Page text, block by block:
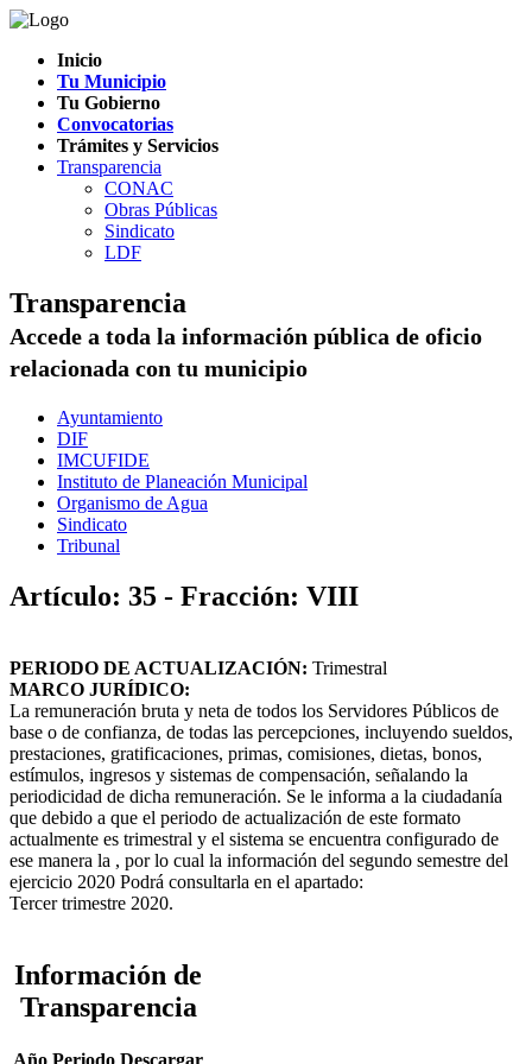
Inicio
Tu Municipio
Tu Gobierno
Convocatorias
Trámites y Servicios
Transparencia
CONAC
Obras Públicas
Sindicato
LDF
Transparencia
Accede a toda la información pública de oficio
relacionada con tu municipio
Ayuntamiento
DIF
IMCUFIDE
Instituto de Planeación Municipal
Organismo de Agua
Sindicato
Tribunal
Artículo: 35 - Fracción: VIII
PERIODO DE ACTUALIZACIÓN: Trimestral
MARCO JURÍDICO:
La remuneración bruta y neta de todos los Servidores Públicos de
base o de confianza, de todas las percepciones, incluyendo sueldos,
prestaciones, gratificaciones, primas, comisiones, dietas, bonos,
estímulos, ingresos y sistemas de compensación, señalando la
periodicidad de dicha remuneración. Se le informa a la ciudadanía
que debido a que el periodo de actualización de este formato
actualmente es trimestral y el sistema se encuentra configurado de
ese manera la , por lo cual la información del segundo semestre del
ejercicio 2020 Podrá consultarla en el apartado:
Tercer trimestre 2020.
Información de
Transparencia